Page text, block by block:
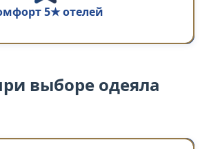
5★ отелей
выборе одеяла